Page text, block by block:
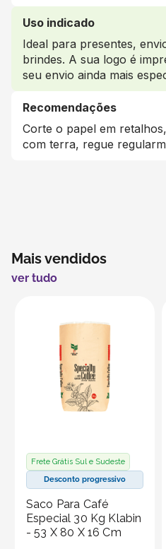
Uso indicado
Ideal para presentes,
brindes. A sua logo é
seu envio ainda mais
Recomendações
Corte o papel em
com terra, regue
Frete Grátis Sul e Sudeste
Desconto progressivo
Saco Para Café
Especial 30 Kg Klabin
- 53 X 80 X 16 Cm
Mais vendidos
ver tudo